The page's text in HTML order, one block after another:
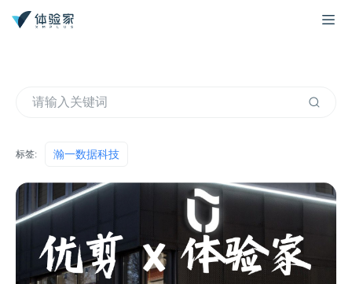
标签: 瀚一数据科技